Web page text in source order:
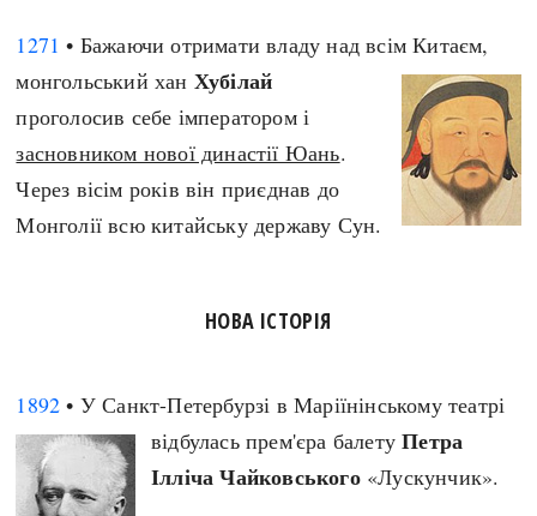
КАРТИ
НОТА БЕНЕ
ПРЯМА МОВА
Рубрики
Кримінал
Культура і мистецтво
Людина і суспільство
Наука, освіта і техніка
Україна
Українська революція
Україна незалежна
ЗНО
Хронологія
1271 • Бажаючи отримати владу над всім Китаєм,
монгольський хан Хубілай
проголосив себе імператором і
засновником нової династії Юань.
Через вісім років він приєднав до
Монголії всю китайську державу Сун.
НОВА ІСТОРІЯ
1892 • У Санкт-Петербурзі в Маріїнінському театрі
відбулась прем'єра балетуПетра
Ілліча Чайковського«Лускунчик».